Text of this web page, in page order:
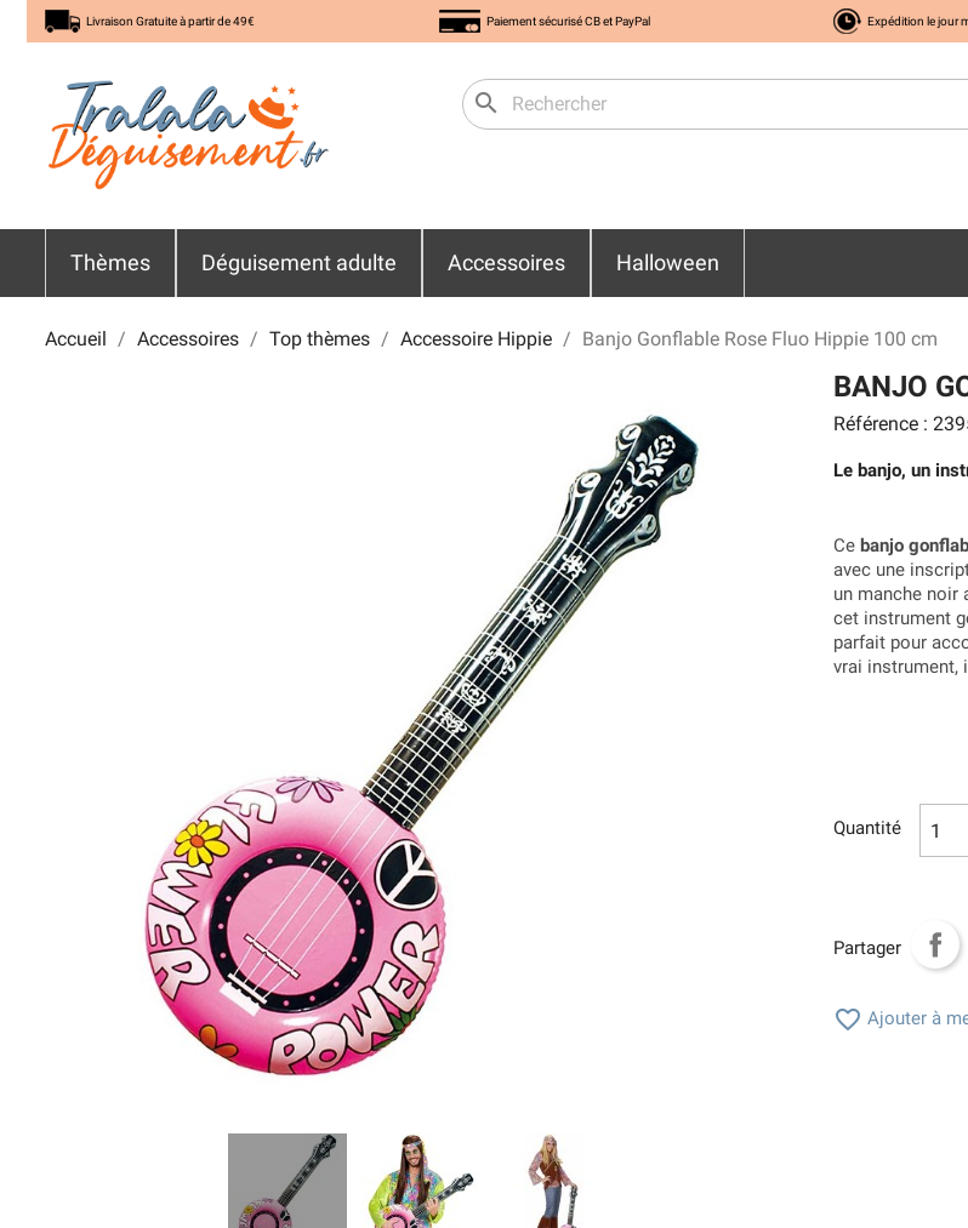
Livraison Gratuite à partir de 49€ Paiement sécurisé CB et PayPal Expédition le jour
search
Thèmes Déguisement adulte Accessoires Halloween
Accueil Accessoires Top thèmes Accessoire Hippie Banjo Gonflable Rose Fluo Hippie 100 cm
BANJO
Référence :
Le banjo, un
Ce banjo
avec une
un manche noir
cet instrument
parfait pour
vrai instrument,
Quantité
Partager
 Ajouter à